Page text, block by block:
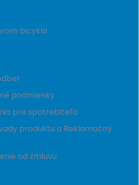
bicykla
podmienky
pre spotrebiteľa
produktu a Reklamačný
od zmluvu